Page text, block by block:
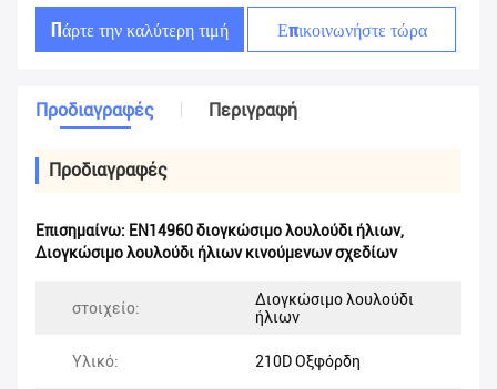
Πάρτε την καλύτερη τιμή Επικοινωνήστε τώρα
Προδιαγραφές Περιγραφή
Προδιαγραφές
Επισημαίνω: EN14960 διογκώσιμο λουλούδι ήλιων,
Διογκώσιμο λουλούδι ήλιων κινούμενων σχεδίων
στοιχείο:
Διογκώσιμο λουλούδι
ήλιων
Υλικό: 210D Οξφόρδη